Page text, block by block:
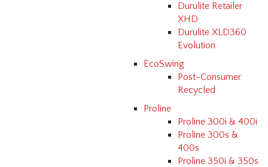
Durulite Retailer
XHD
Durulite XLD360
Evolution
EcoSwing
Post-Consumer
Recycled
Proline
Proline 300i & 400i
Proline 300s &
400s
Proline 350i & 350s